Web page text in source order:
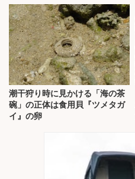
潮干狩り時に見かける「海の茶
碗」の正体は食用貝『ツメタガ
イ』の卵